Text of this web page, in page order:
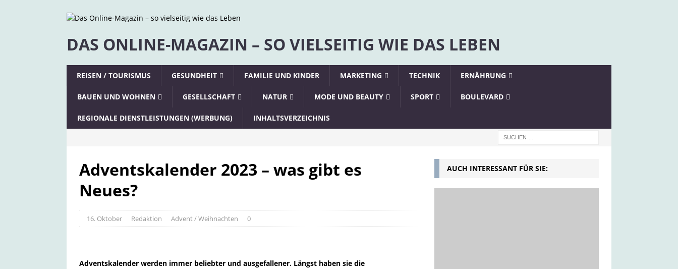
DAS ONLINE-MAGAZIN – SO VIELSEITIG WIE DAS LEBEN
REISEN / TOURISMUS GESUNDHEIT FAMILIE UND KINDER MARKETING TECHNIK ERNÄHRUNG
BAUEN UND WOHNEN GESELLSCHAFT NATUR MODE UND BEAUTY SPORT BOULEVARD
REGIONALE DIENSTLEISTUNGEN (WERBUNG) INHALTSVERZEICHNIS
Adventskalender 2023 – was gibt es
Neues?
16. Oktober Redaktion Advent / Weihnachten 0
Adventskalender werden immer beliebter und ausgefallener. Längst haben sie die
AUCH INTERESSANT FÜR SIE: